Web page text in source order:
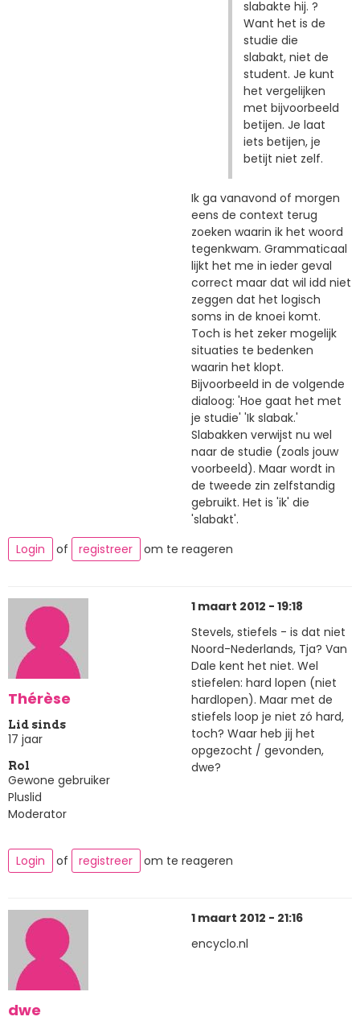
slabakte hij. ?
Want het is de
studie die
slabakt, niet de
student. Je kunt
het vergelijken
met bijvoorbeeld
betijen. Je laat
iets betijen, je
betijt niet zelf.
Ik ga vanavond of morgen
eens de context terug
zoeken waarin ik het woord
tegenkwam. Grammaticaal
lijkt het me in ieder geval
correct maar dat wil idd niet
zeggen dat het logisch
soms in de knoei komt.
Toch is het zeker mogelijk
situaties te bedenken
waarin het klopt.
Bijvoorbeeld in de volgende
dialoog: 'Hoe gaat het met
je studie' 'Ik slabak.'
Slabakken verwijst nu wel
naar de studie (zoals jouw
voorbeeld). Maar wordt in
de tweede zin zelfstandig
gebruikt. Het is 'ik' die
'slabakt'.
Login
of registreer om te reageren
Thérèse
Lid sinds
17 jaar
Rol
Gewone gebruiker
Pluslid
Moderator
1 maart 2012 - 19:18
Stevels, stiefels - is dat niet
Noord-Nederlands, Tja? Van
Dale kent het niet. Wel
stiefelen: hard lopen (niet
hardlopen). Maar met de
stiefels loop je niet zó hard,
toch? Waar heb jij het
opgezocht / gevonden,
dwe?
Login of registreer om te reageren
dwe
1 maart 2012 - 21:16
encyclo.nl